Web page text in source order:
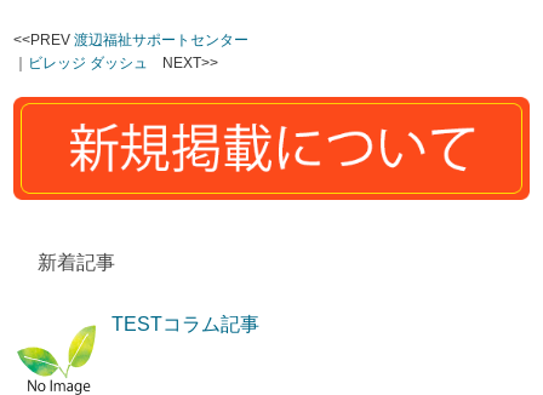
<<PREV渡辺福祉サポートセンター
｜ ビレッジ ダッシュ NEXT>>
新着記事
TESTコラム記事